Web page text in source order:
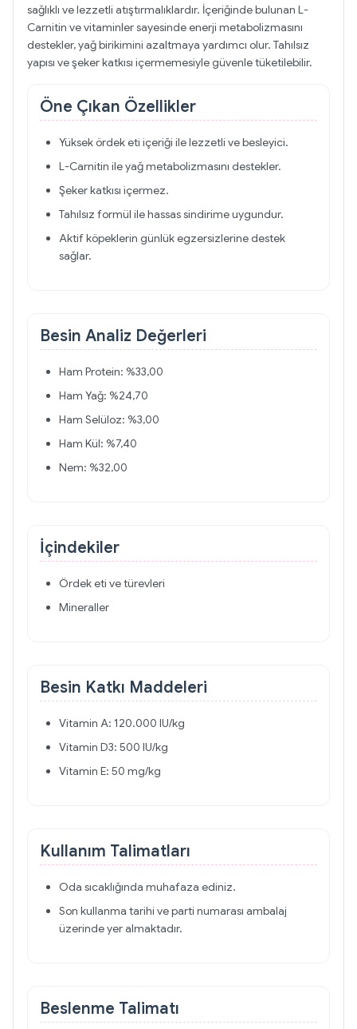
sağlıklı ve lezzetli atıştırmalıklardır. İçeriğinde bulunan L-
Carnitin ve vitaminler sayesinde enerji metabolizmasını
destekler, yağ birikimini azaltmaya yardımcı olur. Tahılsız
yapısı ve şeker katkısı içermemesiyle güvenle tüketilebilir.
Öne Çıkan Özellikler
Yüksek ördek eti içeriği ile lezzetli ve besleyici.
L-Carnitin ile yağ metabolizmasını destekler.
Şeker katkısı içermez.
Tahılsız formül ile hassas sindirime uygundur.
Aktif köpeklerin günlük egzersizlerine destek
sağlar.
Besin Analiz Değerleri
Ham Protein: %33,00
Ham Yağ: %24,70
Ham Selüloz: %3,00
Ham Kül: %7,40
Nem: %32,00
İçindekiler
Ördek eti ve türevleri
Mineraller
Besin Katkı Maddeleri
Vitamin A: 120.000 IU/kg
Vitamin D3: 500 IU/kg
Vitamin E: 50 mg/kg
Kullanım Talimatları
Oda sıcaklığında muhafaza ediniz.
Son kullanma tarihi ve parti numarası ambalaj
üzerinde yer almaktadır.
Beslenme Talimatı